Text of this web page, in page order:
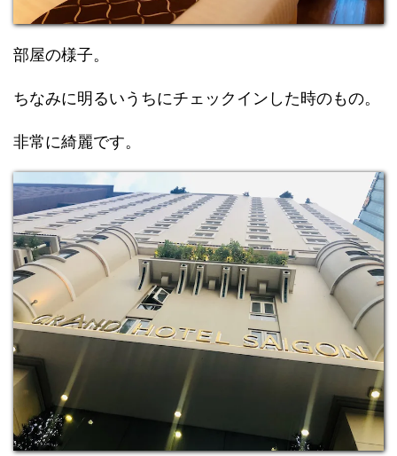
部屋の様子。
ちなみに明るいうちにチェックインした時のもの。
非常に綺麗です。